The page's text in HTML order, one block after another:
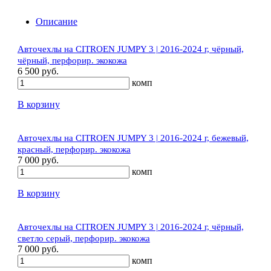
Описание
Авточехлы на CITROEN JUMPY 3 | 2016-2024 г, чёрный,
чёрный, перфорир. экокожа
6 500 руб.
комп
В корзину
Авточехлы на CITROEN JUMPY 3 | 2016-2024 г, бежевый,
красный, перфорир. экокожа
7 000 руб.
комп
В корзину
Авточехлы на CITROEN JUMPY 3 | 2016-2024 г, чёрный,
светло серый, перфорир. экокожа
7 000 руб.
комп